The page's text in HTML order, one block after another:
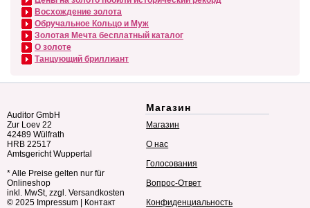
Восхождение золота
Обручальное Кольцо и Муж
Золотая Мечта бесплатный каталог
О золоте
Танцующий бриллиант
Auditor GmbH
Zur Loev 22
42489 Wülfrath
HRB 22517
Amtsgericht Wuppertal
* Alle Preise gelten nur für
Onlineshop
inkl. MwSt, zzgl. Versandkosten
© 2025 Impressum | Контакт
Магазин
Магазин
О нас
Голосования
Вопрос-Ответ
Конфиденциальность